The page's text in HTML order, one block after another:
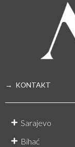
→ KONTAKT
Sarajevo
Bihać